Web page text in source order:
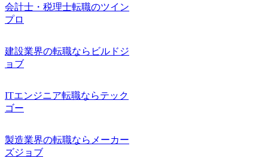
会計士・税理士転職のツイン
プロ
建設業界の転職ならビルドジ
ョブ
ITエンジニア転職ならテック
ゴー
製造業界の転職ならメーカー
ズジョブ